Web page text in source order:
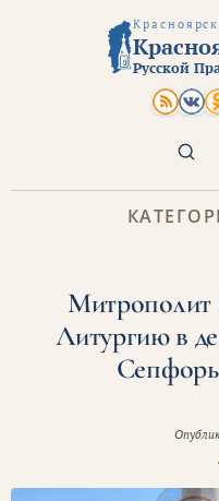
Русской
Митрополит
Литургию в